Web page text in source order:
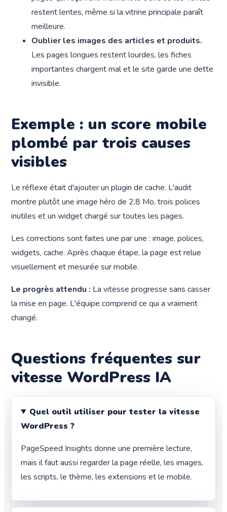
restent lentes, même si la vitrine principale paraît
meilleure.
Oublier les images des articles et produits.
Les pages longues restent lourdes, les fiches
importantes chargent mal et le site garde une dette
invisible.
Exemple : un score mobile
plombé par trois causes
visibles
Le réflexe était d'ajouter un plugin de cache. L'audit
montre plutôt une image héro de 2,8 Mo, trois polices
inutiles et un widget chargé sur toutes les pages.
Les corrections sont faites une par une : image, polices,
widgets, cache. Après chaque étape, la page est relue
visuellement et mesurée sur mobile.
Le progrès attendu : La vitesse progresse sans casser
la mise en page. L'équipe comprend ce qui a vraiment
changé.
Questions fréquentes sur
vitesse WordPress IA
Quel outil utiliser pour tester la vitesse
WordPress ?
PageSpeed Insights donne une première lecture,
mais il faut aussi regarder la page réelle, les images,
les scripts, le thème, les extensions et le mobile.